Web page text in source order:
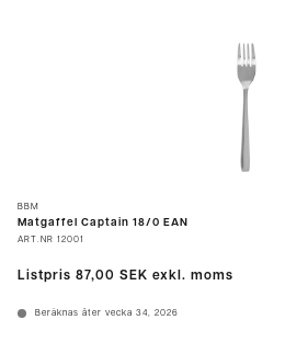
BBM
Matgaffel Captain 18/0 EAN
ART.NR 12001
Listpris 87,00 SEK exkl. moms
Beräknas åter vecka 34, 2026